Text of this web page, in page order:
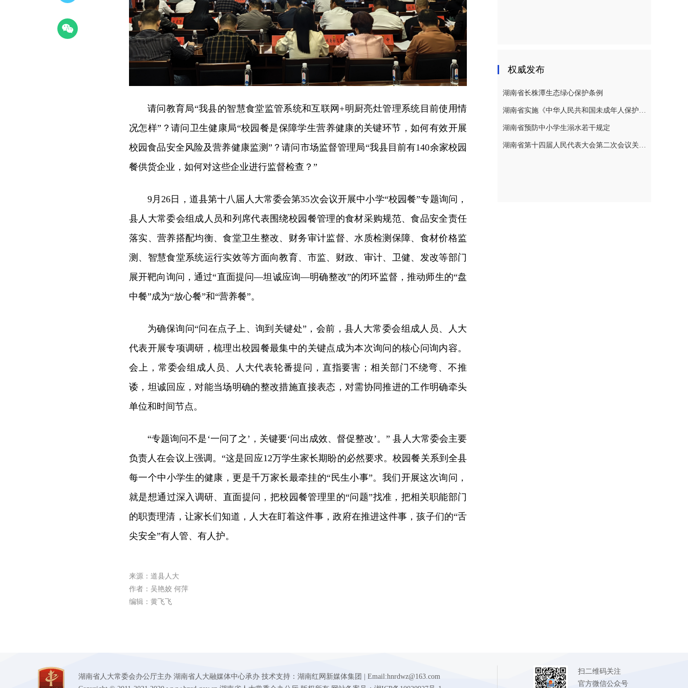
请问教育局“我县的智慧食堂监管系统和互联网+明厨亮灶管理系统目前使用情
况怎样”？请问卫生健康局“校园餐是保障学生营养健康的关键环节，如何有效开展
校园食品安全风险及营养健康监测”？请问市场监督管理局“我县目前有140余家校园
餐供货企业，如何对这些企业进行监督检查？”
9月26日，道县第十八届人大常委会第35次会议开展中小学“校园餐”专题询问，
县人大常委会组成人员和列席代表围绕校园餐管理的食材采购规范、食品安全责任
落实、营养搭配均衡、食堂卫生整改、财务审计监督、水质检测保障、食材价格监
测、智慧食堂系统运行实效等方面向教育、市监、财政、审计、卫健、发改等部门
展开靶向询问，通过“直面提问—坦诚应询—明确整改”的闭环监督，推动师生的“盘
中餐”成为“放心餐”和“营养餐”。
为确保询问“问在点子上、询到关键处”，会前，县人大常委会组成人员、人大
代表开展专项调研，梳理出校园 餐最集中的关键点成为本次询问的核心问询内容。
会上，常委会组成人员、人大代表轮番提问，直指要害；相关部门不绕弯、不推
诿，坦诚回应，对能当场明确的整改措施直接表态，对需协同推进的工作明确牵头
单位和时间节点。
“专题询问不是‘一问了之’，关键要‘问出成效、督促整改’。” 县人大常委会主要
负责人在会议上强调。“这是回应12万学生家长期盼的必然要求。校园餐关系到全县
每一个中小学生的健康，更是千万家长最牵挂的“民生小事”。我们开展这次询问，
就是想通过深入调研、直面提问，把校园 餐管理里的“问题”找准，把相关职能部门
的职责理清，让家长们知道，人大在盯着这件事，政府在推进这件事，孩子们的“舌
尖安全”有人管、有人护。
来源：道县人大
作者：吴艳姣 何萍
编辑：黄飞飞
权威发布
湖南省长株潭生态绿心保护条例
湖南省实施《中华人民共和国未成年人保护法》若干规定
湖南省预防中小学生溺水若干规定
湖南省第十四届人民代表大会第二次会议关于湖南省人民代表大会常务委员会工作报告的决议
湖南省人大常委会办公厅主办 湖南省人大融媒体中心承办 技术支持：湖南红网新媒体集团 | Email:hnrdwz@163.com
扫二维码关注
官方微信公众号